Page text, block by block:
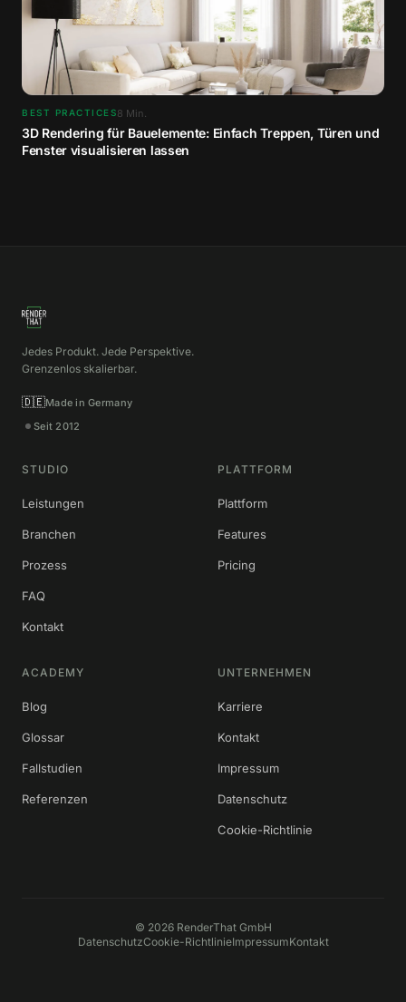
BEST PRACTICES8 Min.
3D Rendering für Bauelemente: Einfach Treppen, Türen und
Fenster visualisieren lassen
Jedes Produkt. Jede Perspektive.
Grenzenlos skalierbar.
🇩🇪Made in Germany
Seit 2012
STUDIO
Leistungen
Branchen
Prozess
FAQ
Kontakt
PLATTFORM
Plattform
Features
Pricing
ACADEMY
Blog
Glossar
Fallstudien
Referenzen
UNTERNEHMEN
Karriere
Kontakt
Impressum
Datenschutz
Cookie-Richtlinie
© 2026RenderThat GmbH
DatenschutzCookie-RichtlinieImpressumKontakt